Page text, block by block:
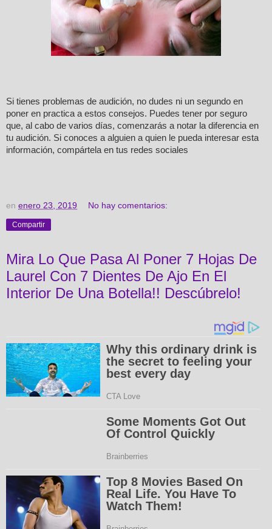
Si tienes problemas de audición, no dudes ni un segundo en
poner en practica a estos consejos. Puedes tener por seguro
que, al cabo de varios días, comenzarás a notar la diferencia en
tu audición. Si conoces a alguien a quien le pueda interesar esta
información, compártela en tus redes sociales
en enero 23, 2019 No hay comentarios:
Compartir
Mira Lo Que Pasa Al Poner 7 Hojas De
Laurel Con 7 Dientes De Ajo En El
Interior De Una Botella!! Descúbrelo!